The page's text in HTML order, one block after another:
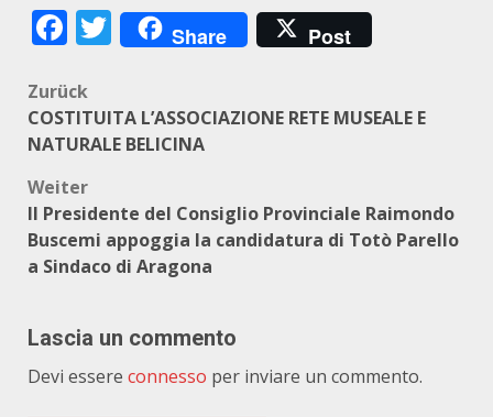
Facebook
Twitter
Share Post
Beitragsnavigation
Zurück
COSTITUITA L’ASSOCIAZIONE RETE MUSEALE E
NATURALE BELICINA
Weiter
Il Presidente del Consiglio Provinciale Raimondo
Buscemi appoggia la candidatura di Totò Parello
a Sindaco di Aragona
Lascia un commento
Devi essere connesso per inviare un commento.